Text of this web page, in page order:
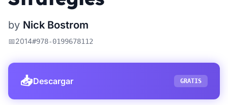
by Nick Bostrom
📅2014#978-0199678112
📥Descargar GRATIS